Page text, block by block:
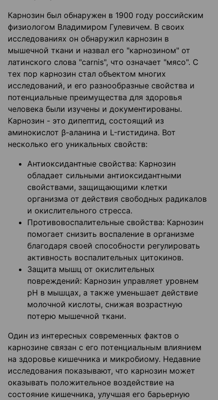
Карнозин был обнаружен в 1900 году российским
физиологом Владимиром Гулевичем. В своих
исследованиях он обнаружил карнозин в
мышечной ткани и назвал его "карнозином" от
латинского слова "carnis", что означает "мясо". С
тех пор карнозин стал объектом многих
исследований, и его разнообразные свойства и
потенциальные преимущества для здоровья
человека были изучены и документированы.
Карнозин - это дипептид, состоящий из
аминокислот β-аланина и L-гистидина. Вот
несколько его уникальных свойств:
Антиоксидантные свойства: Карнозин
обладает сильными антиоксидантными
свойствами, защищающими клетки
организма от действия свободных радикалов
и окислительного стресса.
Противовоспалительные свойства: Карнозин
помогает снизить воспаление в организме
благодаря своей способности регулировать
активность воспалительных цитокинов.
Защита мышц от окислительных
повреждений: Карнозин управляет уровнем
pH в мышцах, а также уменьшает действие
молочной кислоты, снижая возрастную
потерю мышечной ткани.
Один из интересных современных фактов о
карнозине связан с его потенциальным влиянием
на здоровье кишечника и микробиому. Недавние
исследования показывают, что карнозин может
оказывать положительное воздействие на
состояние кишечника, улучшая его барьерную